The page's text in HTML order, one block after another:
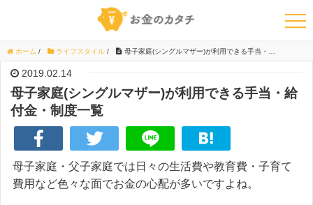
ホーム / ライフスタイル / 母子家庭(シングルマザー)が利用できる手当・給付金・制度一覧
2019.02.14
母子家庭(シングルマザー)が利用できる手当・給
付金・制度一覧
母子家庭・父子家庭では日々の生活費や教育費・子育て
費用など色々な面でお金の心配が多いですよね。